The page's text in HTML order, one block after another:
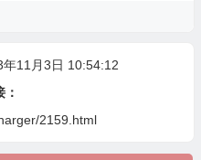
年11月3日 10:54:12
2159.html